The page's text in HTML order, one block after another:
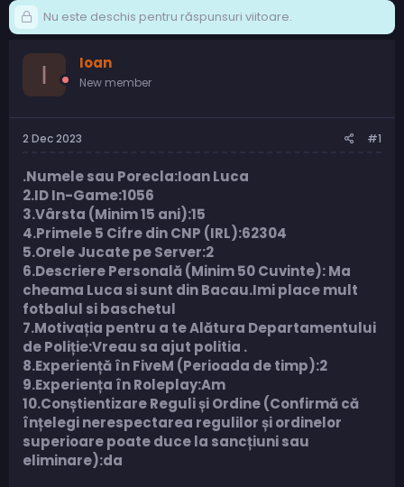
Nu este deschis pentru răspunsuri viitoare.
I Ioan
New member
2 Dec 2023 #1
.Numele sau Porecla:Ioan Luca
2.ID In-Game:1056
3.Vârsta (Minim 15 ani):15
4.Primele 5 Cifre din CNP (IRL):62304
5.Orele Jucate pe Server:2
6.Descriere Personală (Minim 50 Cuvinte): Ma
cheama Luca si sunt din Bacau.Imi place mult
fotbalul si baschetul
7.Motivația pentru a te Alătura Departamentului
de Poliție:Vreau sa ajut politia .
8.Experiență în FiveM (Perioada de timp):2
9.Experiența în Roleplay:Am
10.Conștientizare Reguli și Ordine (Confirmă că
înțelegi nerespectarea regulilor și ordinelor
superioare poate duce la sancțiuni sau
eliminare):da